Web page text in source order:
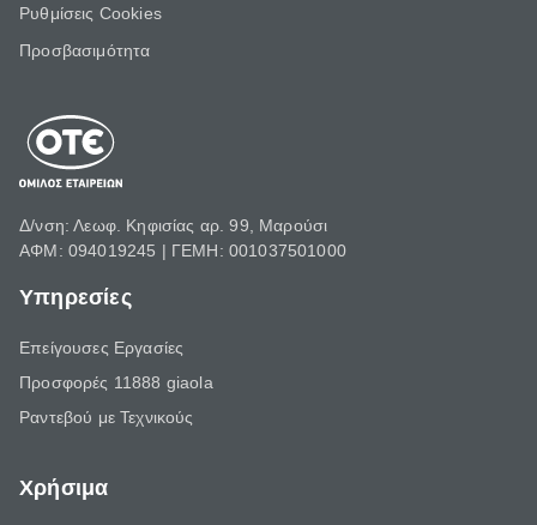
Ρυθμίσεις Cookies
Προσβασιμότητα
Δ/νση: Λεωφ. Κηφισίας αρ. 99, Μαρούσι
ΑΦΜ: 094019245 | ΓΕΜΗ: 001037501000
Υπηρεσίες
Επείγουσες Εργασίες
Προσφορές 11888 giaola
Ραντεβού με Τεχνικούς
Χρήσιμα